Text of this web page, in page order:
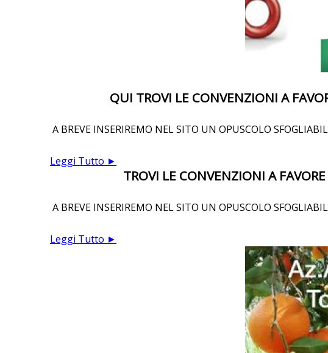
QUI TROVI LE CONVENZIONI A
A BREVE INSERIREMO NEL SITO UN OPUSCOLO
Leggi Tutto ►
TROVI LE CONVENZIONI A
A BREVE INSERIREMO NEL SITO UN OPUSCOLO
Leggi Tutto ►